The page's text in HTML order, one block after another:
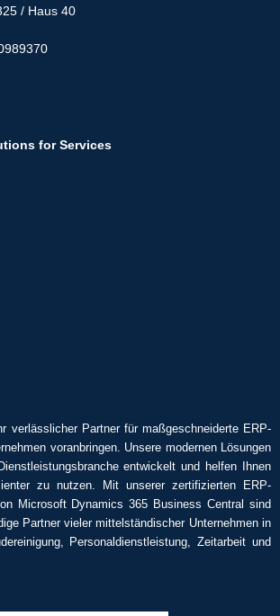
/ Haus 40
for Services
verlässlicher Partner für maßgeschneiderte ERP-
voranbringen. Unsere modernen Lösungen
entwickelt und helfen Ihnen
zu nutzen. Mit unserer zertifizierten ERP-
Microsoft Dynamics 365 Business Central sind
Partner vieler mittelständischer Unternehmen in
Personaldienstleistung, Zeitarbeit und